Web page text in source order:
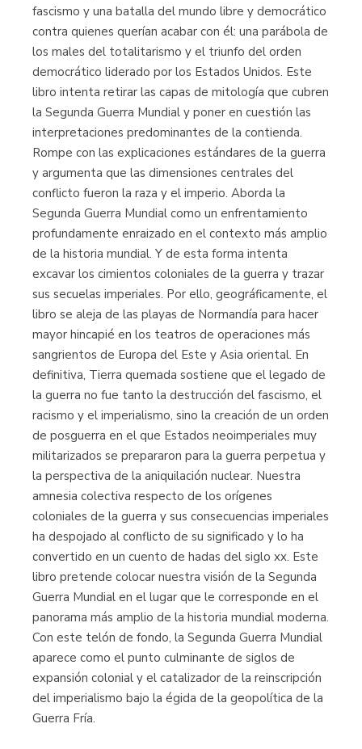
fascismo y una batalla del mundo libre y democrático
contra quienes querían acabar con él: una parábola de
los males del totalitarismo y el triunfo del orden
democrático liderado por los Estados Unidos. Este
libro intenta retirar las capas de mitología que cubren
la Segunda Guerra Mundial y poner en cuestión las
interpretaciones predominantes de la contienda.
Rompe con las explicaciones estándares de la guerra
y argumenta que las dimensiones centrales del
conflicto fueron la raza y el imperio. Aborda la
Segunda Guerra Mundial como un enfrentamiento
profundamente enraizado en el contexto más amplio
de la historia mundial. Y de esta forma intenta
excavar los cimientos coloniales de la guerra y trazar
sus secuelas imperiales. Por ello, geográficamente, el
libro se aleja de las playas de Normandía para hacer
mayor hincapié en los teatros de operaciones más
sangrientos de Europa del Este y Asia oriental. En
definitiva, Tierra quemada sostiene que el legado de
la guerra no fue tanto la destrucción del fascismo, el
racismo y el imperialismo, sino la creación de un orden
de posguerra en el que Estados neoimperiales muy
militarizados se prepararon para la guerra perpetua y
la perspectiva de la aniquilación nuclear. Nuestra
amnesia colectiva respecto de los orígenes
coloniales de la guerra y sus consecuencias imperiales
ha despojado al conflicto de su significado y lo ha
convertido en un cuento de hadas del siglo xx. Este
libro pretende colocar nuestra visión de la Segunda
Guerra Mundial en el lugar que le corresponde en el
panorama más amplio de la historia mundial moderna.
Con este telón de fondo, la Segunda Guerra Mundial
aparece como el punto culminante de siglos de
expansión colonial y el catalizador de la reinscripción
del imperialismo bajo la égida de la geopolítica de la
Guerra Fría.